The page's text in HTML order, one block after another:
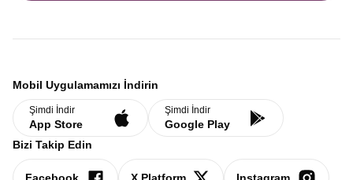
Mobil Uygulamamızı İndirin
Şimdi İndir
App Store
Şimdi İndir
Google Play
Bizi Takip Edin